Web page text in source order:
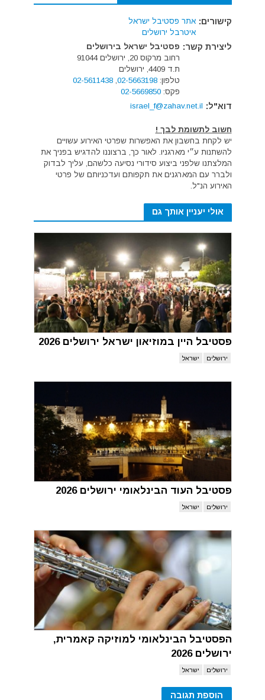
קישורים: אתר פסטיבל ישראל
איטרבל ירושלים
ליצירת קשר: פסטיבל ישראל בירושלים
רחוב מרקוס 20, ירושלים 91044
ת.ד 4409, ירושלים
טלפון:02-5663198
,
02-5611438
פקס:02-5669850
דוא"ל: israel_f@zahav.net.il
חשוב לתשומת לבך !
יש לקחת בחשבון את האפשרות שפרטי האירוע עשויים
להשתנות ע״י מארגניו. לאור כך, ברצוננו להדגיש בפניך את
המלצתנו שלפני ביצוע סידורי נסיעה כלשהם, עליך לבדוק
ולברר עם המארגנים את תקפותם ועדכניותם של פרטי
האירוע הנ"ל.
אולי יעניין אותך גם
פסטיבל היין במוזיאון ישראל ירושלים 2026
ירושלים ישראל
פסטיבל העוד הבינלאומי ירושלים 2026
ירושלים ישראל
הפסטיבל הבינלאומי למוזיקה קאמרית,
ירושלים 2026
ירושלים ישראל
הוספת תגובה